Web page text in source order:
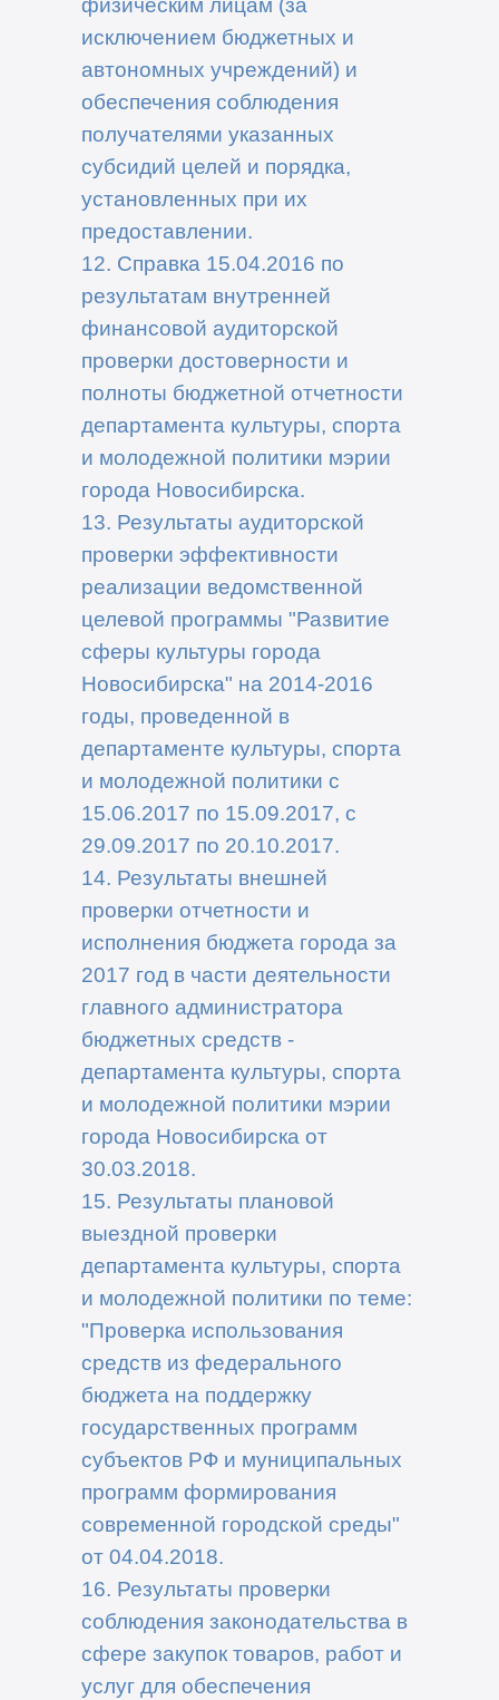
исключением бюджетных и
автономных учреждений) и
обеспечения соблюдения
получателями указанных
субсидий целей и порядка,
установленных при их
предоставлении.
12. Справка 15.04.2016 по
результатам внутренней
финансовой аудиторской
проверки достоверности и
полноты бюджетной отчетности
департамента культуры, спорта
и молодежной политики мэрии
города Новосибирска.
13. Результаты аудиторской
проверки эффективности
реализации ведомственной
целевой программы "Развитие
сферы культуры города
Новосибирска" на 2014-2016
годы, проведенной в
департаменте культуры, спорта
и молодежной политики с
15.06.2017 по 15.09.2017, с
29.09.2017 по 20.10.2017.
14. Результаты внешней
проверки отчетности и
исполнения бюджета города за
2017 год в части деятельности
главного администратора
бюджетных средств -
департамента культуры, спорта
и молодежной политики мэрии
города Новосибирска от
30.03.2018.
15. Результаты плановой
выездной проверки
департамента культуры, спорта
и молодежной политики по теме:
"Проверка использования
средств из федерального
бюджета на поддержку
государственных программ
субъектов РФ и муниципальных
программ формирования
современной городской среды"
от 04.04.2018.
16. Результаты проверки
соблюдения законодательства в
сфере закупок товаров, работ и
услуг для обеспечения